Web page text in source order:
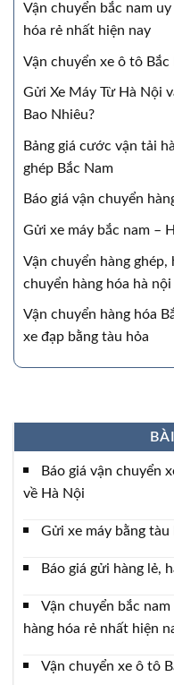
Vận chuyển bắc nam
hóa rẻ nhất hiện nay
Vận chuyển xe ô tô
Gửi Xe Máy Từ Hà Nội
Bao Nhiêu?
Bảng giá cước vận tải
ghép Bắc Nam
Báo giá vận chuyển
Gửi xe máy bắc nam –
Vận chuyển hàng ghép,
chuyển hàng hóa hà nội
Vận chuyển hàng hóa
xe đạp bằng tàu hỏa
Báo giá vận chuyển
về Hà Nội
Gửi xe máy bằng
Báo giá gửi hàng lẻ,
Vận chuyển bắc
hàng hóa rẻ nhất hiện
Vận chuyển xe ô tô